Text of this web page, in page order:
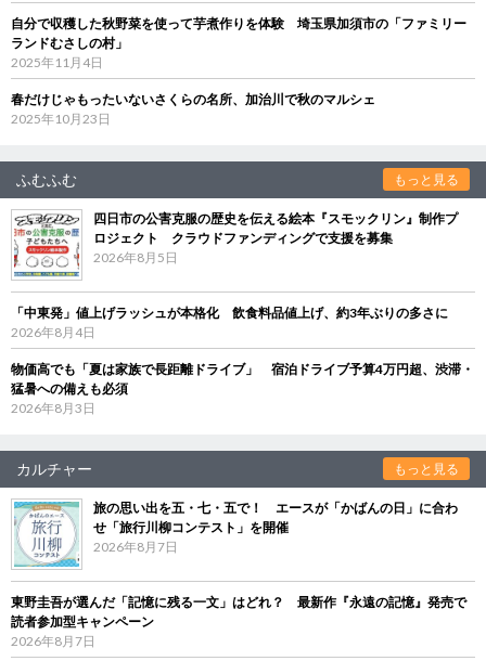
自分で収穫した秋野菜を使って芋煮作りを体験 埼玉県加須市の「ファミリー
ランドむさしの村」
2025年11月4日
春だけじゃもったいないさくらの名所、加治川で秋のマルシェ
2025年10月23日
ふむふむ もっと見る
四日市の公害克服の歴史を伝える絵本『スモックリン』制作プ
ロジェクト クラウドファンディングで支援を募集
2026年8月5日
「中東発」値上げラッシュが本格化 飲食料品値上げ、約3年ぶりの多さに
2026年8月4日
物価高でも「夏は家族で長距離ドライブ」 宿泊ドライブ予算4万円超、渋滞・
猛暑への備えも必須
2026年8月3日
カルチャー もっと見る
旅の思い出を五・七・五で！ エースが「かばんの日」に合わ
せ「旅行川柳コンテスト」を開催
2026年8月7日
東野圭吾が選んだ「記憶に残る一文」はどれ？ 最新作『永遠の記憶』発売で
読者参加型キャンペーン
2026年8月7日